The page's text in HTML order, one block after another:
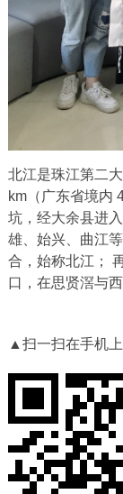
北江是珠江第二
km（广东省境内
坑，经大余县进
雄、始兴、曲江
合，始称北江；
口，在思贤滘与
▲扫一扫在手机